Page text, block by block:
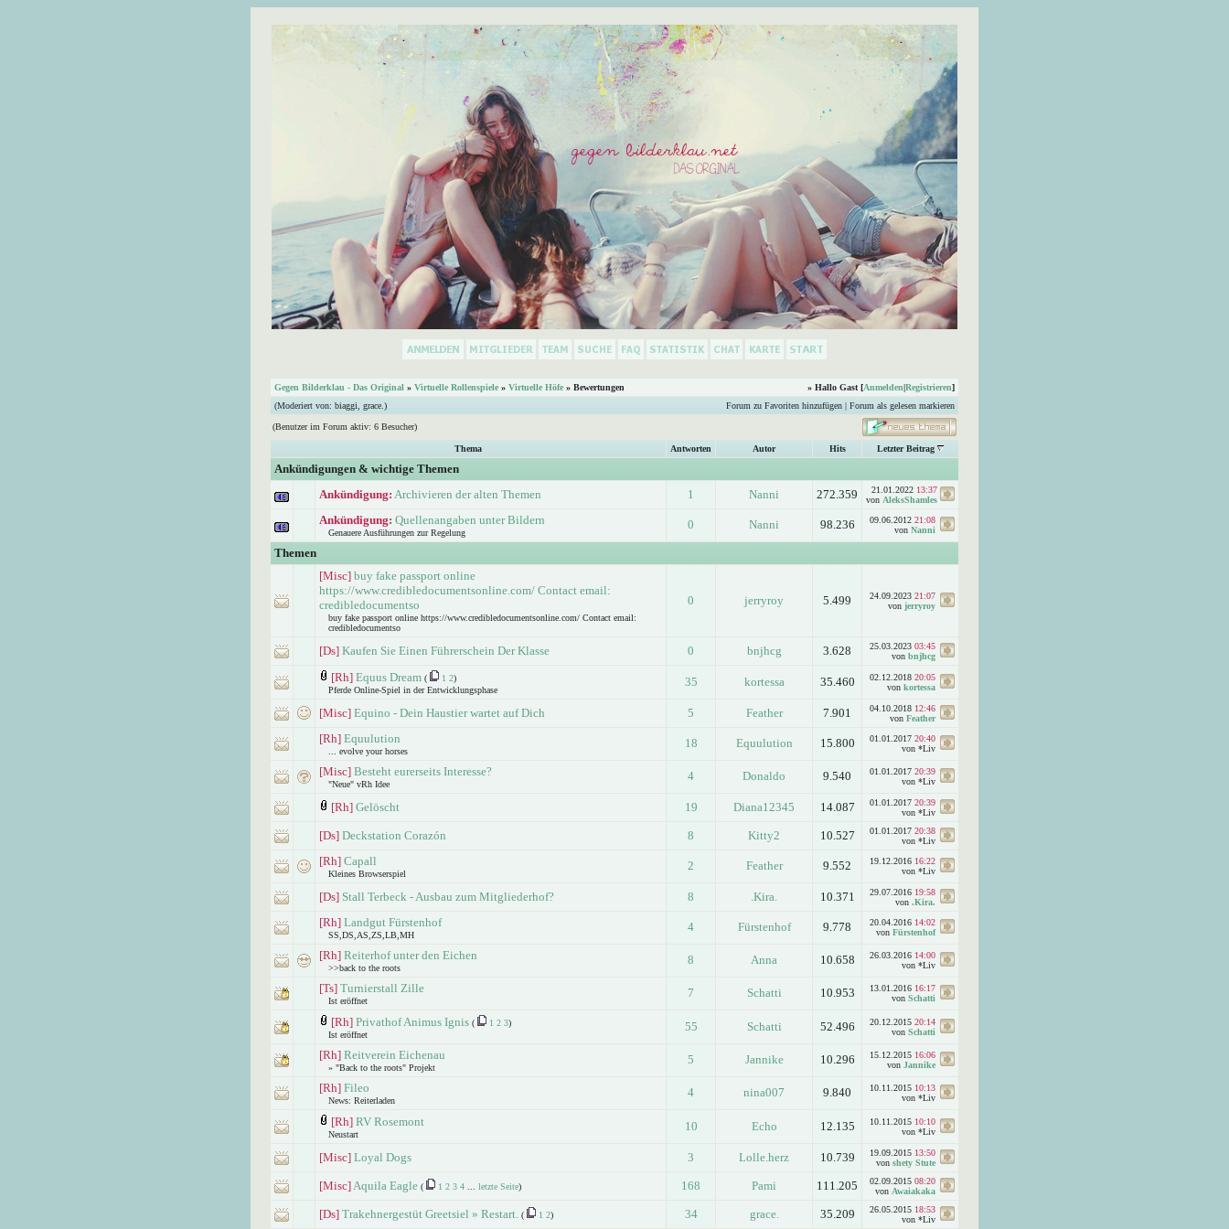
Gegen Bilderklau - Das Original » Virtuelle Rollenspiele » Virtuelle Höfe » Bewertungen » Hallo Gast [Anmelden|Registrieren]
(Moderiert von: biaggi grace. ) Forum zu Favoriten hinzufügen | Forum als gelesen markieren
(Benutzer im Forum aktiv: 6 Besucher)
Thema Antworten Autor Hits Letzter Beitrag
Ankündigungen & wichtige Themen
Ankündigung: Archivieren der alten Themen 1 Nanni 272.359 21.01.2022 13:37
von AleksShamles
Ankündigung: Quellenangaben unter Bildern
Genauere Ausführungen zur Regelung
0 Nanni 98.236 09.06.2012 21:08
von Nanni
Themen
[Misc] buy fake passport online
https://www.credibledocumentsonline.com/ Contact email:
credibledocumentso
buy fake passport online https://www.credibledocumentsonline.com/ Contact email:
credibledocumentso
0 jerryroy 5.499 24.09.2023 21:07
von jerryroy
[Ds] Kaufen Sie Einen Führerschein Der Klasse 0 bnjhcg 3.628 25.03.2023 03:45
von bnjhcg
[Rh] Equus Dream ( 1 2)
Pferde Online-Spiel in der Entwicklungsphase
35 kortessa 35.460 02.12.2018 20:05
von kortessa
[Misc] Equino - Dein Haustier wartet auf Dich 5 Feather 7.901 04.10.2018 12:46
von Feather
[Rh] Equulution
... evolve your horses
18 Equulution 15.800 01.01.2017 20:40
von *Liv
[Misc] Besteht eurerseits Interesse?
"Neue" vRh Idee
4 Donaldo 9.540 01.01.2017 20:39
von *Liv
[Rh] Gelöscht 19 Diana12345 14.087 01.01.2017 20:39
von *Liv
[Ds] Deckstation Corazón 8 Kitty2 10.527 01.01.2017 20:38
von *Liv
[Rh] Capall
Kleines Browserspiel
2 Feather 9.552 19.12.2016 16:22
von *Liv
[Ds] Stall Terbeck - Ausbau zum Mitgliederhof? 8 .Kira. 10.371 29.07.2016 19:58
von .Kira.
[Rh] Landgut Fürstenhof
SS,DS,AS,ZS,LB,MH
4 Fürstenhof 9.778 20.04.2016 14:02
von Fürstenhof
[Rh] Reiterhof unter den Eichen
>>back to the roots
8 Anna 10.658 26.03.2016 14:00
von *Liv
[Ts] Turnierstall Zille
Ist eröffnet
7 Schatti 10.953 13.01.2016 16:17
von Schatti
[Rh] Privathof Animus Ignis ( 1 2 3)
Ist eröffnet
55 Schatti 52.496 20.12.2015 20:14
von Schatti
[Rh] Reitverein Eichenau
» "Back to the roots" Projekt
5 Jannike 10.296 15.12.2015 16:06
von Jannike
[Rh] Fileo
News: Reiterladen
4 nina007 9.840 10.11.2015 10:13
von *Liv
[Rh] RV Rosemont
Neustart
10 Echo 12.135 10.11.2015 10:10
von *Liv
[Misc] Loyal Dogs 3 Lolle.herz 10.739 19.09.2015 13:50
von shety Stute
[Misc]Aquila Eagle ( 1 2 3 4 letzte Seite) 168 Pami 111.205 02.09.2015 08:20
von Awaiakaka
[Ds] Trakehnergestüt Greetsiel » Restart. ( 1 2) 34 grace. 35.209 26.05.2015 18:53
von *Liv